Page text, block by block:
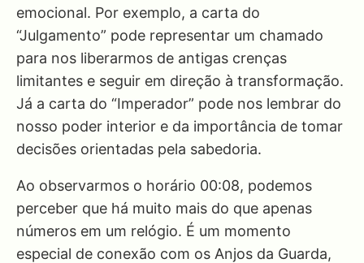
emocional. Por exemplo, a carta do
“Julgamento” pode representar um chamado
para nos liberarmos de antigas crenças
limitantes e seguir em direção à transformação.
Já a carta do “Imperador” pode nos lembrar do
nosso poder interior e da importância de tomar
decisões orientadas pela sabedoria.
Ao observarmos o horário 00:08, podemos
perceber que há muito mais do que apenas
números em um relógio. É um momento
especial de conexão com os Anjos da Guarda,